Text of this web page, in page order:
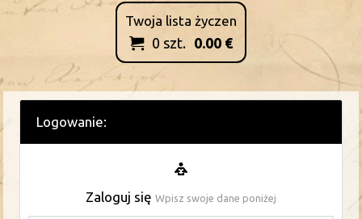
Twoja lista życzen
 0 szt. 0.00 €
Logowanie:
Zaloguj się Wpisz swoje dane poniżej